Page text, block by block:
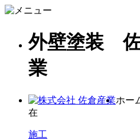
外壁塗装
業
ホー
在
施工